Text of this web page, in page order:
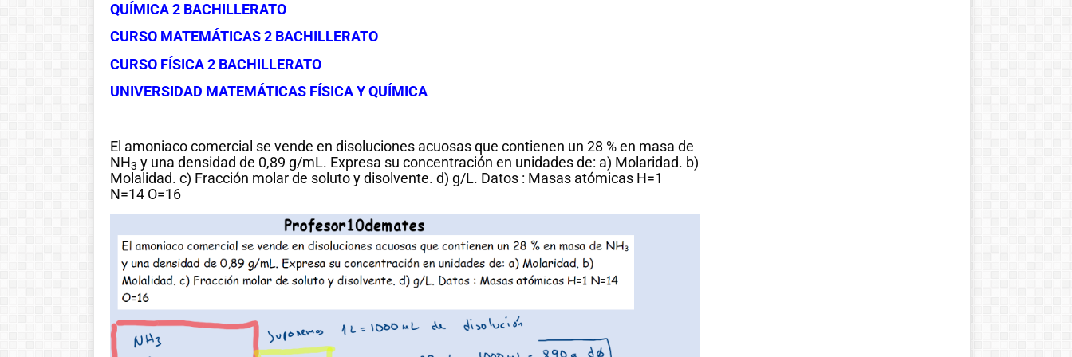
QUÍMICA 2 BACHILLERATO
CURSO MATEMÁTICAS 2 BACHILLERATO
CURSO FÍSICA 2 BACHILLERATO
UNIVERSIDAD MATEMÁTICAS FÍSICA Y QUÍMICA
El amoniaco comercial se vende en disoluciones acuosas que contienen un 28 % en masa de
NH3 y una densidad de 0,89 g/mL. Expresa su concentración en unidades de: a) Molaridad. b)
Molalidad. c) Fracción molar de soluto y disolvente. d) g/L. Datos : Masas atómicas H=1
N=14 O=16